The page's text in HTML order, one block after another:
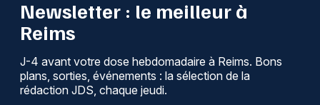
Spectacles
Concerts
Sports
Montpellier
Nantes
Nice
Paris
Newsletter : le meilleur à
Reims
J-4 avant votre dose hebdomadaire à Reims. Bons
plans, sorties, événements : la sélection de la
rédaction JDS, chaque jeudi.